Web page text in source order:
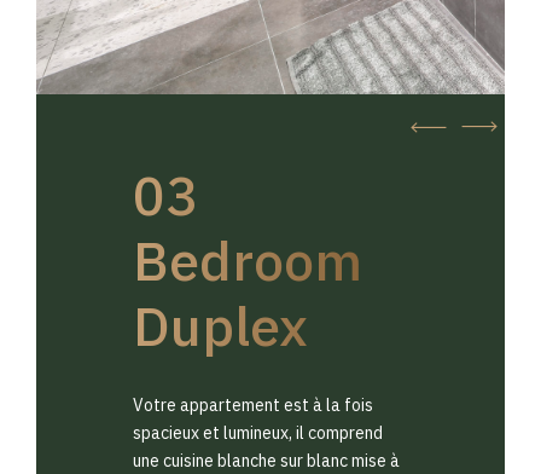
03
Bedroom
Duplex
Votre appartement est à la fois
spacieux et lumineux, il comprend
une cuisine blanche sur blanc mise à